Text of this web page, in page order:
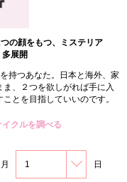
の顔をもつ、ミステリア
展開
持つあなた。日本と海外、家
、２つを欲しがれば手に入
とを目指していいのです。
クルを調べる
月 日